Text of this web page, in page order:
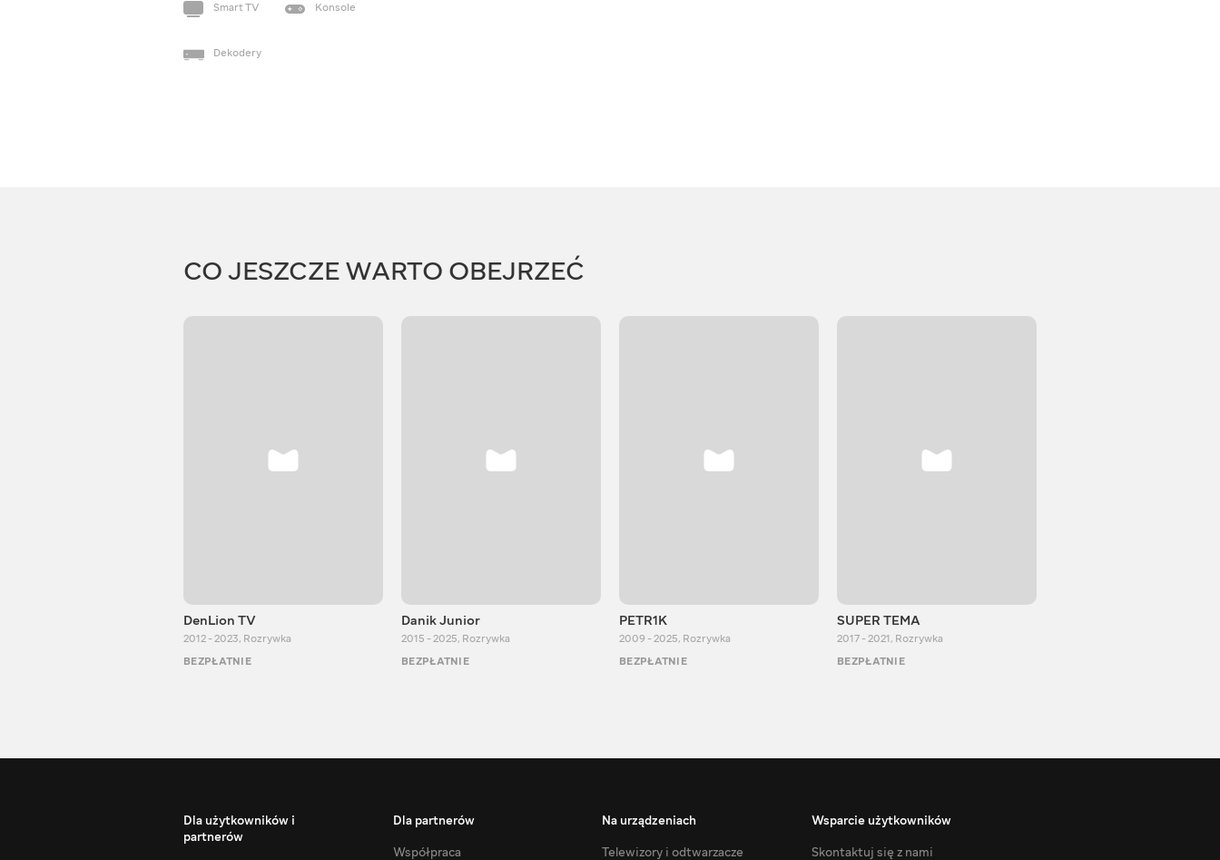
Smart TV Konsole
Dekodery
CO JESZCZE WARTO OBEJRZEĆ
DenLion TV
2012 - 2023, Rozrywka
BEZPŁATNIE
Danik Junior
2015 - 2025, Rozrywka
BEZPŁATNIE
PETR1K
2009 - 2025, Rozrywka
BEZPŁATNIE
SUPER TEMA
2017 - 2021, Rozrywka
BEZPŁATNIE
Dla użytkowników i
partnerów
Dla partnerów
Współpraca
Na urządzeniach
Telewizory i odtwarzacze
Wsparcie użytkowników
Skontaktuj się z nami